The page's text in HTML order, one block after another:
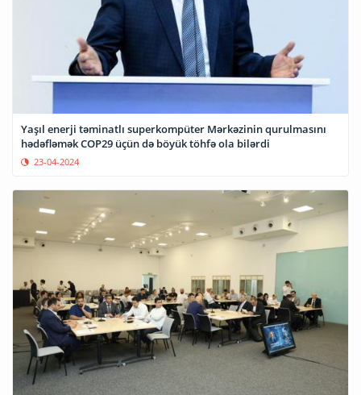
Yaşıl enerji təminatlı superkompüter Mərkəzinin qurulmasını
hədəfləmək COP29 üçün də böyük töhfə ola bilərdi
23-04-2024